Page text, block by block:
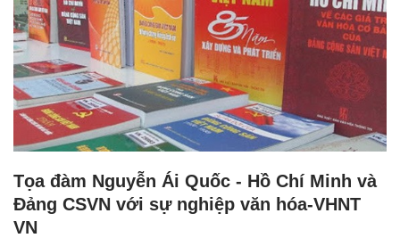
Tọa đàm Nguyễn Ái Quốc - Hồ Chí Minh và
Đảng CSVN với sự nghiệp văn hóa-VHNT
VN